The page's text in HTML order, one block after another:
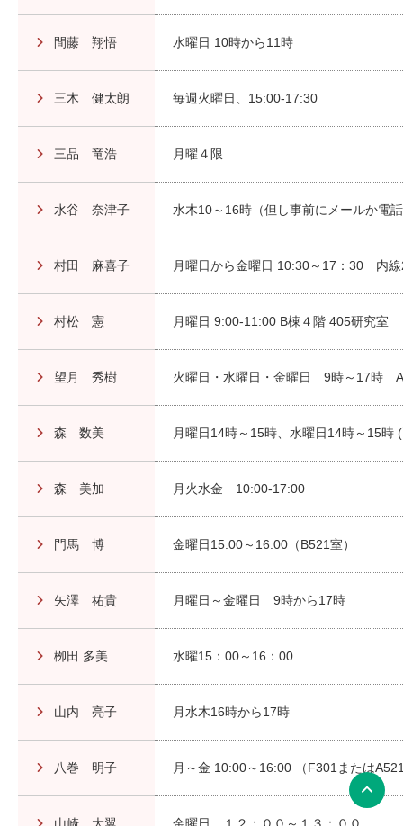
間藤 翔悟 水曜日 10時から11時
三木 健太朗 毎週火曜日、15:00-17:30
三品 竜浩 月曜４限
水谷 奈津子 水木10～16時（但し事前にメールか電
村田 麻喜子 月曜日から金曜日 10:30～17：30 内
村松 憲 月曜日 9:00-11:00 B棟４階 405研究室
望月 秀樹 火曜日・水曜日・金曜日 9時～17時
森 数美 月曜日14時～15時、水曜日14時～15時
森 美加 月火水金 10:00-17:00
門馬 博 金曜日15:00～16:00（B521室）
矢澤 祐貴 月曜日～金曜日 9時から17時
栁田 多美 水曜15：00～16：00
山内 亮子 月水木16時から17時
八巻 明子 月～金 10:00～16:00 （F301または
山崎 大翼 金曜日 １２：００～１３：００